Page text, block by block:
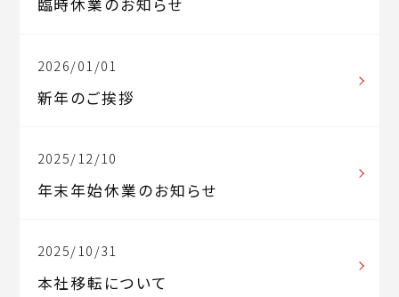
臨時休業のお知らせ
2026/01/01
新年のご挨拶
2025/12/10
年末年始休業のお知らせ
2025/10/31
本社移転について